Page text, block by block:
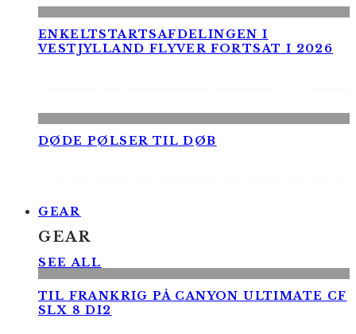
ENKELTSTARTSAFDELINGEN I
VESTJYLLAND FLYVER FORTSAT I 2026
DØDE PØLSER TIL DØB
GEAR
GEAR
SEE ALL
TIL FRANKRIG PÅ CANYON ULTIMATE CF
SLX 8 DI2